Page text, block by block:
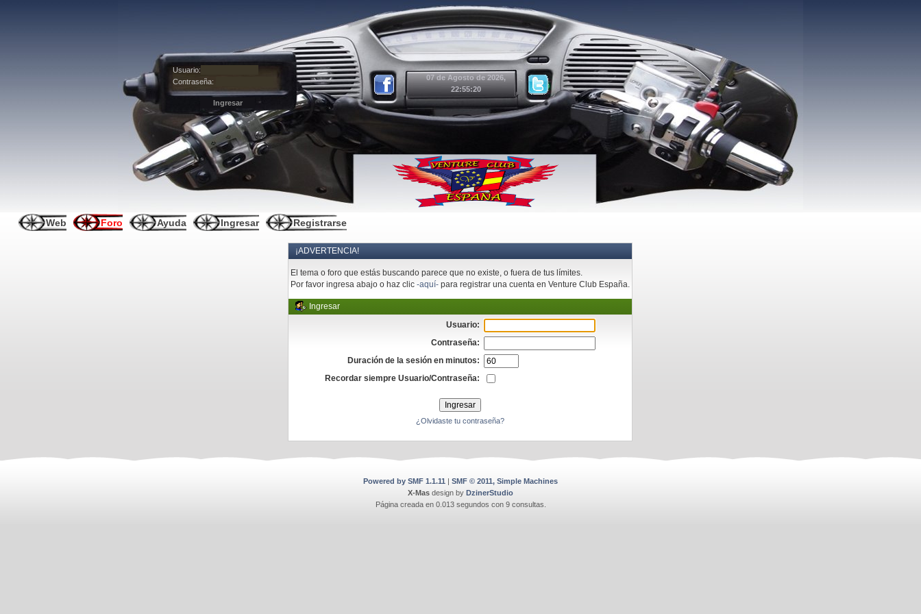
07 de Agosto de 2026,
22:55:20
Usuario:
Contraseña:
Web Foro Ayuda Ingresar Registrarse
¡ADVERTENCIA!
El tema o foro que estás buscando parece que no existe, o fuera de tus límites.
Por favor ingresa abajo o haz clic-aquí- para registrar una cuenta en Venture Club España.
Ingresar
Usuario:
Contraseña:
Duración de la sesión en minutos:
Recordar siempre Usuario/Contraseña:
¿Olvidaste tu contraseña?
Powered by SMF 1.1.11 | SMF © 2011, Simple Machines
X-Mas design by DzinerStudio
Página creada en 0.013 segundos con 9 consultas.